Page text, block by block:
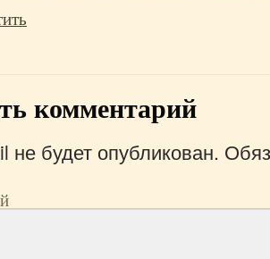
комментарий
не будет опубликован.